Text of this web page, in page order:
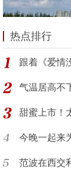
热点排行
跟着《爱情
气温居高不
甜蜜上市！
今晚一起来
范波在西交